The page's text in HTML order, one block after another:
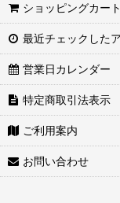
ショッピングカート
最近チェックした
営業日カレンダー
特定商取引法表示
ご利用案内
お問い合わせ